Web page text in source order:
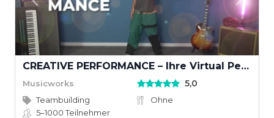
CREATIVE PERFORMANCE – Ihre Virtual Performance mit Musikvideodreh
Musicworks 5,0
Teambuilding
Ohne
5–1000Teilnehmer